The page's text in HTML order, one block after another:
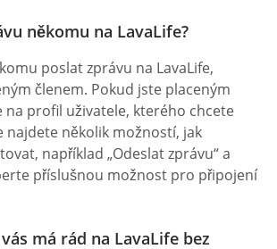
někomu na LavaLife?
poslat zprávu na LavaLife,
členem. Pokud jste placeným
na profil uživatele, kterého chcete
najdete několik možností, jak
například „Odeslat zprávu“ a
příslušnou možnost pro připojení
má rád na LavaLife bez